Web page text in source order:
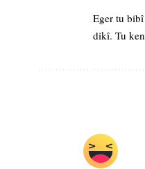
Eger tu
dikî. Tu